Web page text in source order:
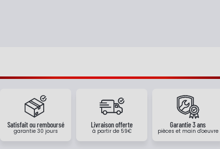
Satisfait ou remboursé
garantie 30 jours
Livraison offerte
à partir de 59€
Garantie 3 ans
pièces et main d'oeuvre